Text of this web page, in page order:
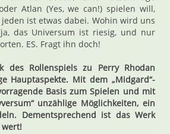
Atlan (Yes, we can!) spielen will,
ist etwas dabei. Wohin wird uns
das Universum ist riesig, und nur
ES. Fragt ihn doch!
des Rollenspiels zu Perry Rhodan
Hauptaspekte. Mit dem „Midgard“-
Basis zum Spielen und mit
unzählige Möglichkeiten, ein
Dementsprechend ist das Werk
wert!